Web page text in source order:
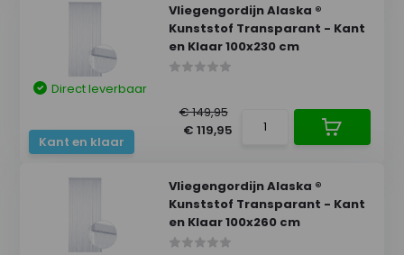
Kant en klaar
Vliegengordijn Alaska ®
Kunststof Transparant - Kant
en Klaar 100x230 cm
Direct leverbaar
€ 149,95
€ 119,95
Vliegengordijn Alaska ®
Kunststof Transparant - Kant
en Klaar 100x260 cm